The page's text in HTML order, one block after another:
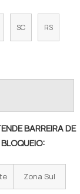
SC RS
BARREIRA DE
Zona Sul